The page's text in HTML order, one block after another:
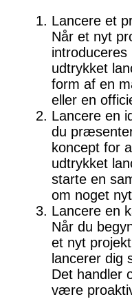
Lancere et
Når et nyt
udtrykket
form af en
eller en
Lancere en
du
koncept for
udtrykket
starte en
om noget
Lancere en
Når du
et nyt
lancerer dig
Det handler
være